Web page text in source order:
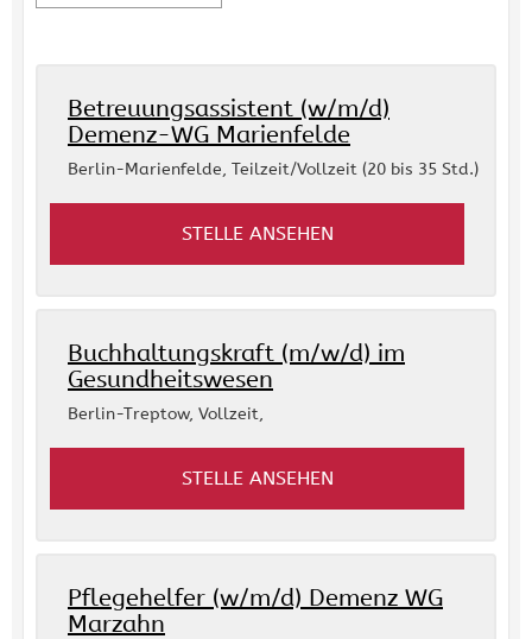
Betreuungsassistent (w/m/d)
Demenz-WG Marienfelde
Berlin-Marienfelde, Teilzeit/Vollzeit (20 bis 35 Std.)
STELLE ANSEHEN
Buchhaltungskraft (m/w/d) im
Gesundheitswesen
Berlin-Treptow, Vollzeit,
STELLE ANSEHEN
Pflegehelfer (w/m/d) Demenz WG
Marzahn